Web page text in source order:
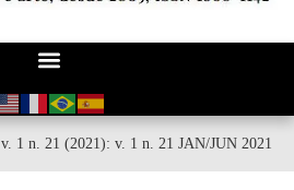
v. 1 n. 21 (2021): v. 1 n. 21 JAN/JUN 2021